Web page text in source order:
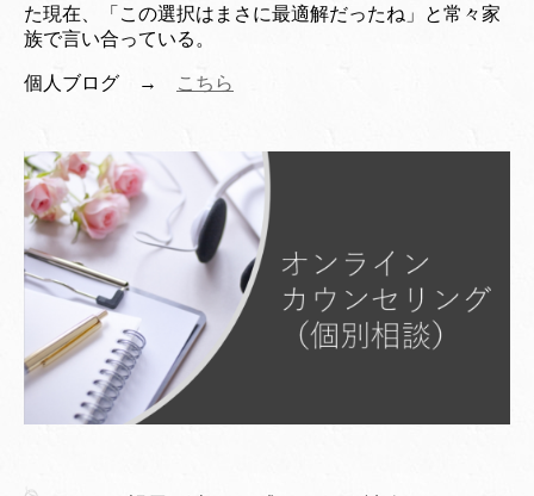
た現在、「この選択はまさに最適解だったね」
と常々家
族で言い合っている。
個人ブログ → こちら